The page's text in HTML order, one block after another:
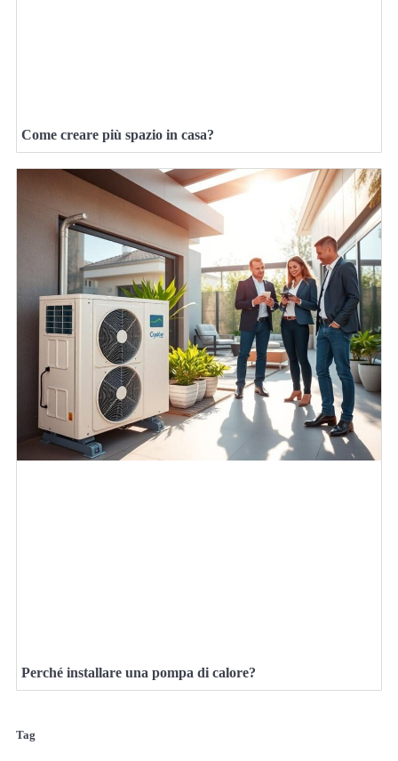
Come creare più spazio in casa?
Perché installare una pompa di calore?
Tag